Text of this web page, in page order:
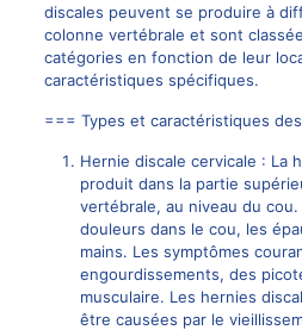
discales peuvent se produire à
colonne vertébrale et sont
catégories en fonction de leur
caractéristiques spécifiques.
=== Types et caractéristiques
Hernie discale cervicale : La
produit dans la partie
vertébrale, au niveau du
douleurs dans le cou, les
mains. Les symptômes
engourdissements, des
musculaire. Les hernies
être causées par le